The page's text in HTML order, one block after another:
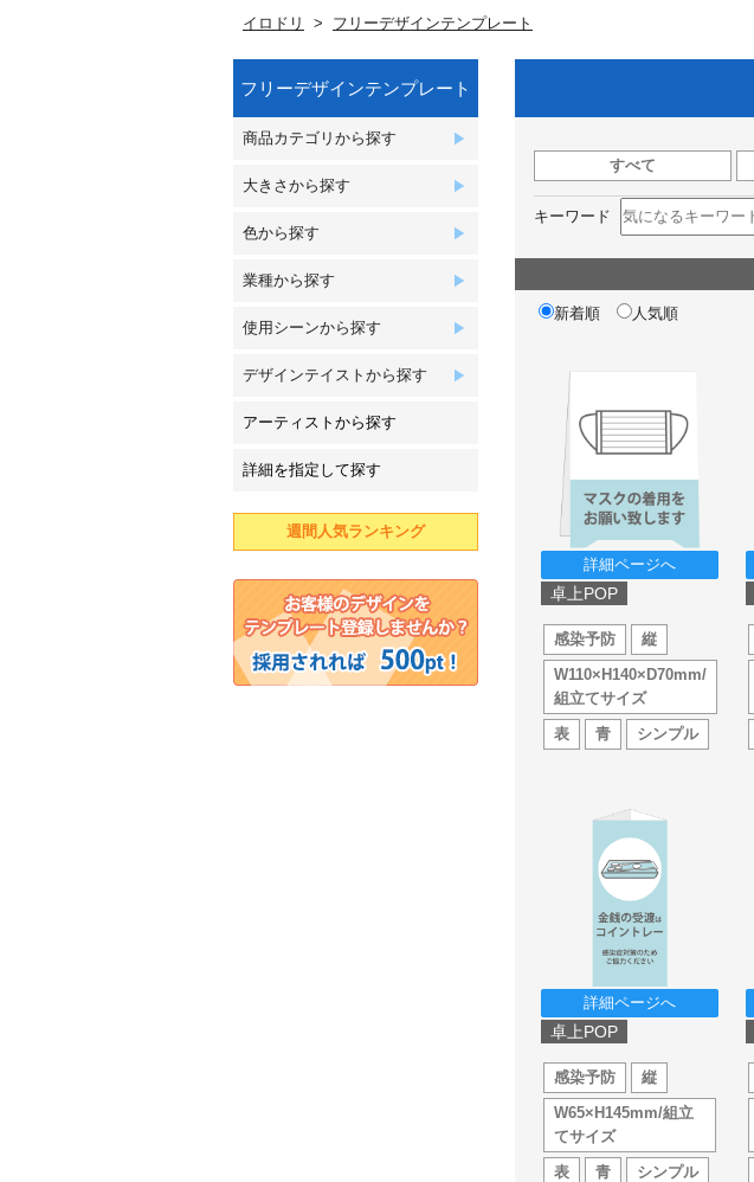
イロドリ フリーデザインテンプレート
フリーデザインテンプレート
商品カテゴリから探す
大きさから探す
色から探す
業種から探す
使用シーンから探す
デザインテイストから探す
アーティストから探す
詳細を指定して探す
週間人気ランキング
すべて
キーワード
新着順 人気順
詳細ページへ
卓上POP
感染予防
縦
W110×H140×D70mm/
組立てサイズ
表
青 シンプル
詳細ページへ
卓上POP
感染予防
縦
W65×H145mm/組立
てサイズ
表
青 シンプル